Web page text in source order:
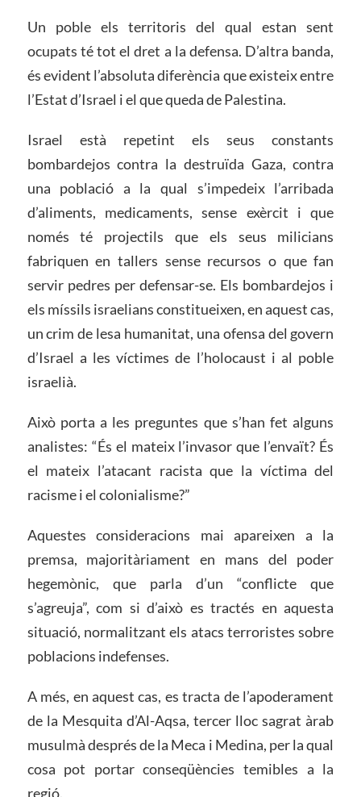
Un poble els territoris del qual estan sent
ocupats té tot el dret a la defensa. D’altra banda,
és evident l’absoluta diferència que existeix entre
l’Estat d’Israel i el que queda de Palestina.
Israel està repetint els seus constants
bombardejos contra la destruïda Gaza, contra
una població a la qual s’impedeix l’arribada
d’aliments, medicaments, sense exèrcit i que
només té projectils que els seus milicians
fabriquen en tallers sense recursos o que fan
servir pedres per defensar-se. Els bombardejos i
els míssils israelians constitueixen, en aquest cas,
un crim de lesa humanitat, una ofensa del govern
d’Israel a les víctimes de l’holocaust i al poble
israelià.
Això porta a les preguntes que s’han fet alguns
analistes: “És el mateix l’invasor que l’envaït? És
el mateix l’atacant racista que la víctima del
racisme i el colonialisme?”
Aquestes consideracions mai apareixen a la
premsa, majoritàriament en mans del poder
hegemònic, que parla d’un “conflicte que
s’agreuja”, com si d’això es tractés en aquesta
situació, normalitzant els atacs terroristes sobre
poblacions indefenses.
A més, en aquest cas, es tracta de l’apoderament
de la Mesquita d’Al-Aqsa, tercer lloc sagrat àrab
musulmà després de la Meca i Medina, per la qual
cosa pot portar conseqüències temibles a la
regió.